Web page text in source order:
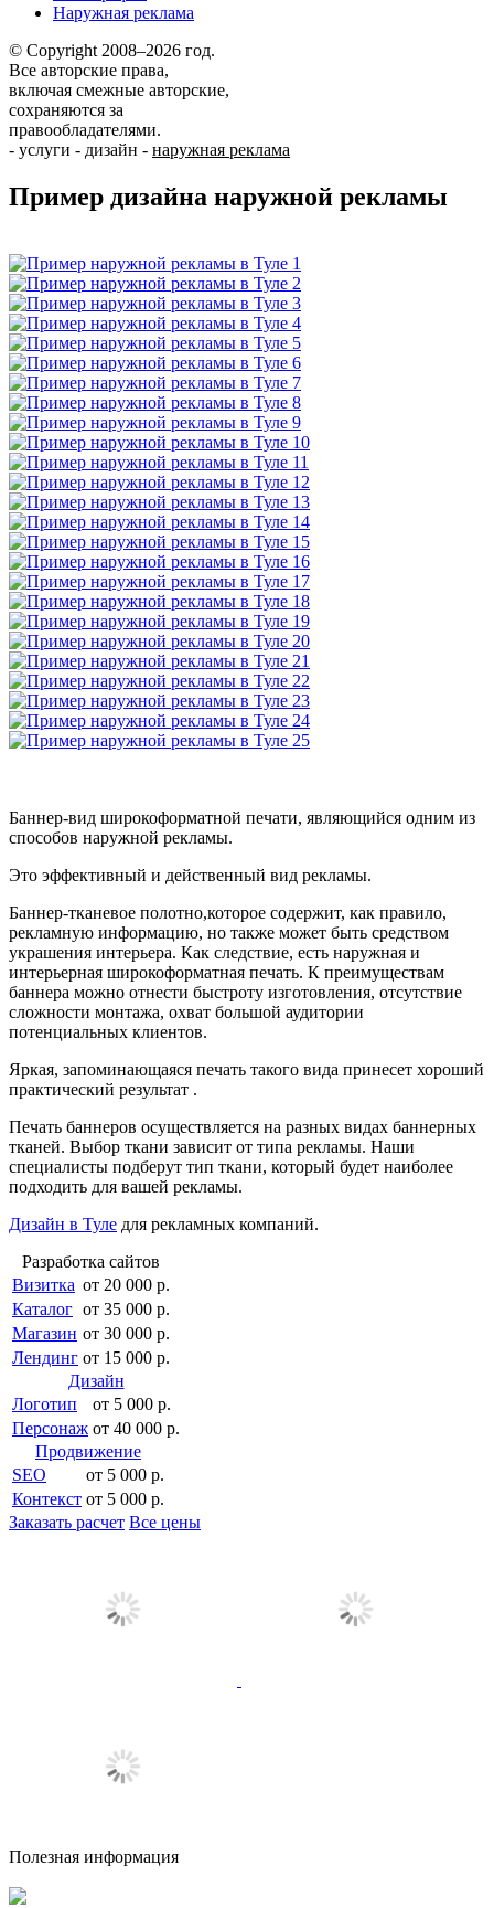
Наружная реклама
© Copyright 2008–2026 год.
Все авторские права,
включая смежные авторские,
сохраняются за
правообладателями.
- услуги - дизайн - наружная реклама
Пример дизайна наружной рекламы
Баннер-вид широкоформатной печати, являющийся одним из
способов наружной рекламы.
Это эффективный и действенный вид рекламы.
Баннер-тканевое полотно,которое содержит, как правило,
рекламную информацию, но также может быть средством
украшения интерьера. Как следствие, есть наружная и
интерьерная широкоформатная печать. К преимуществам
баннера можно отнести быстроту изготовления, отсутствие
сложности монтажа, охват большой аудитории
потенциальных клиентов.
Яркая, запоминающаяся печать такого вида принесет хороший
практический результат .
Печать баннеров осуществляется на разных видах баннерных
тканей. Выбор ткани зависит от типа рекламы. Наши
специалисты подберут тип ткани, который будет наиболее
подходить для вашей рекламы.
Дизайн в Туле для рекламных компаний.
Разработка сайтов
Визитка от 20 000 р.
Каталог от 35 000 р.
Магазин от 30 000 р.
Лендинг от 15 000 р.
Дизайн
Логотип
от 5 000 р.
Персонаж от 40 000 р.
Продвижение
SEO
от 5 000 р.
Контекст от 5 000 р.
Заказать расчет Все цены
Полезная информация